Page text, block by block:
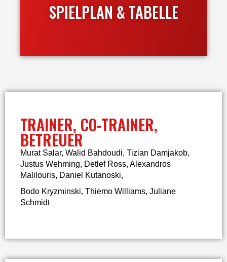
SPIELPLAN & TABELLE
TRAINER, CO-TRAINER,
BETREUER
Murat Salar, Walid Bahdoudi, Tizian Damjakob,
Justus Wehming, Detlef Ross, Alexandros
Malilouris, Daniel Kutanoski,
Bodo Kryzminski, Thiemo Williams, Juliane
Schmidt